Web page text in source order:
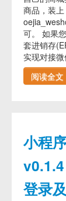
商品，装上
可。 如果
套进销存
实现对接
阅读全文
小程
登录